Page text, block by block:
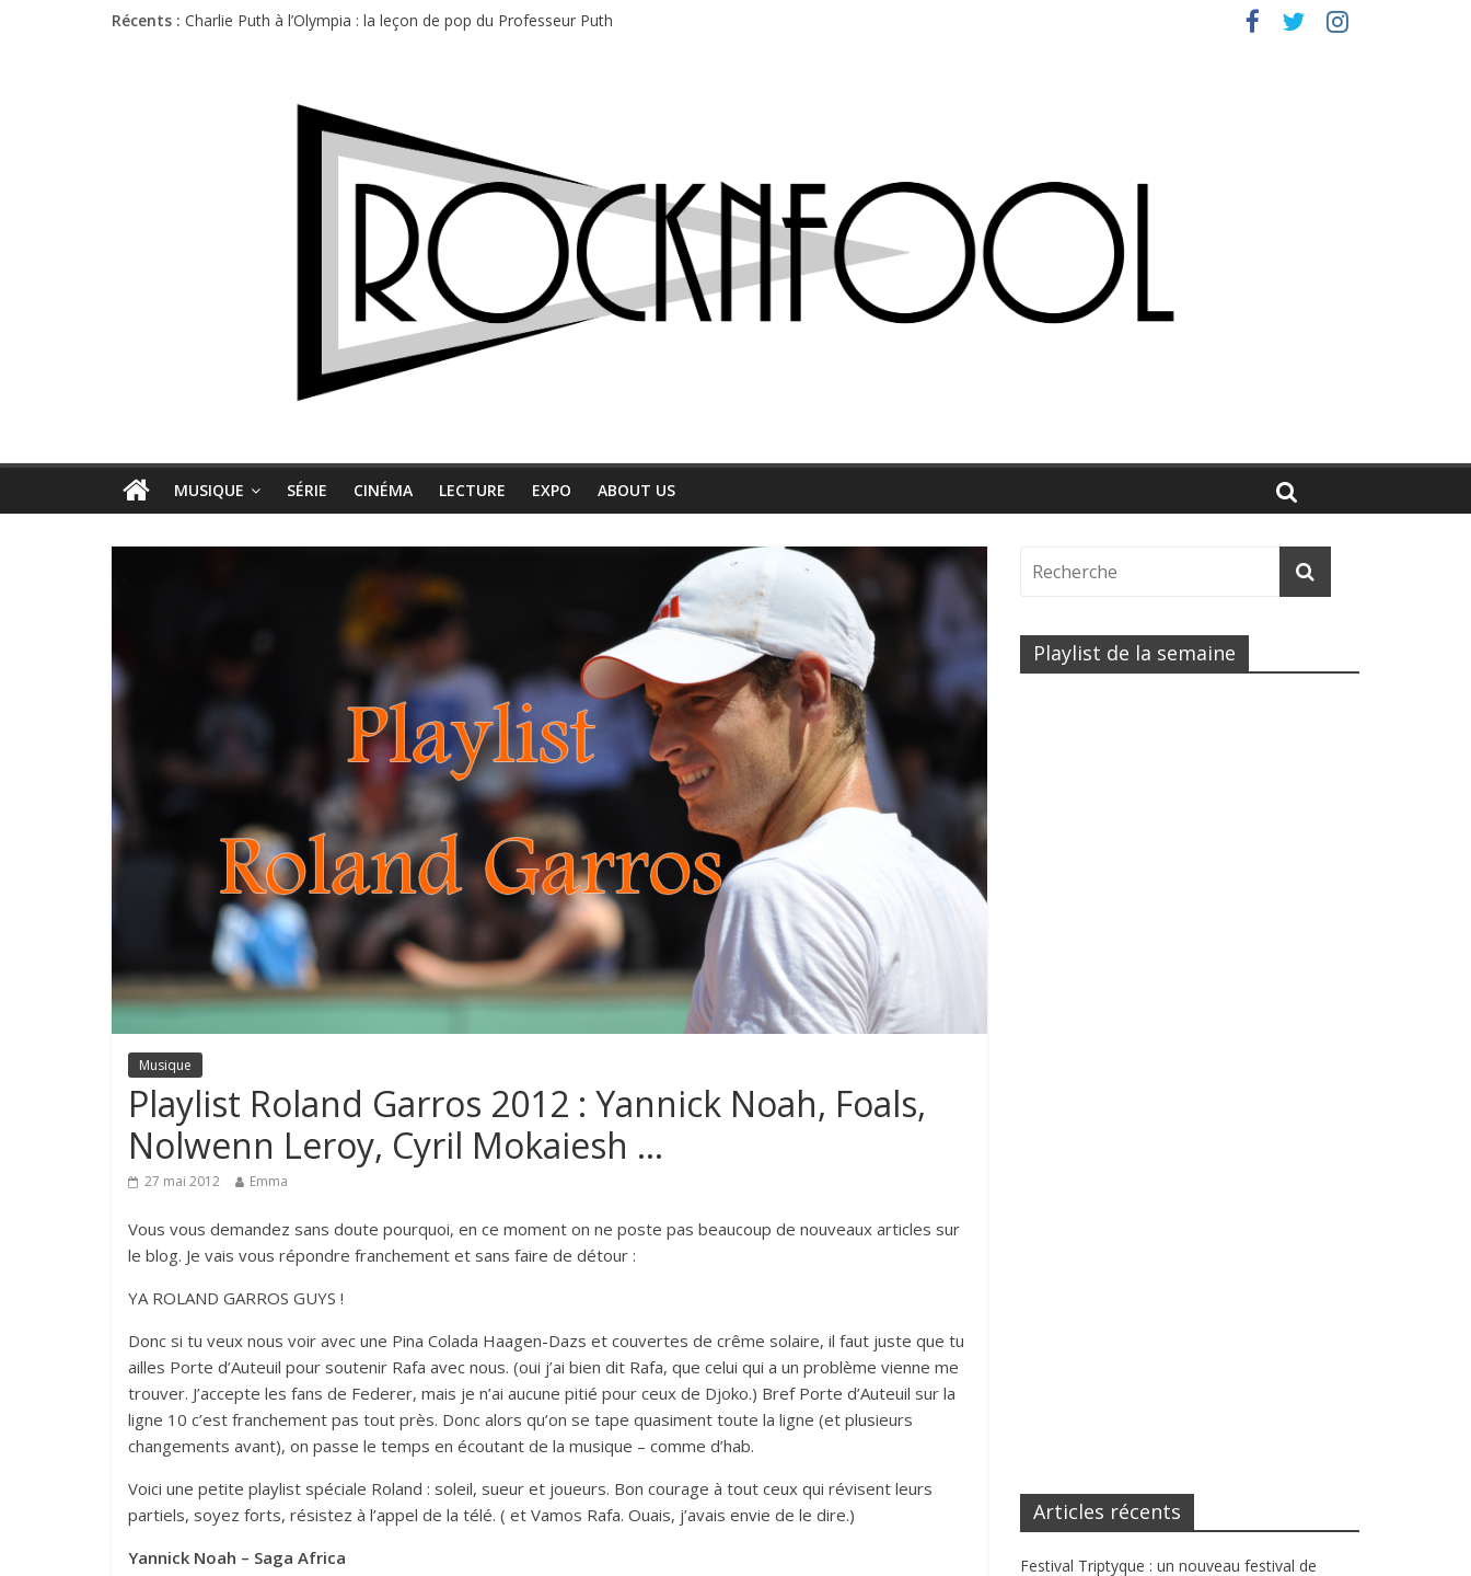
Récents : Charlie Puth à l’Olympia : la leçon de pop du Professeur Puth
Première édition du Midgard Festival : entre bière, métal et tatouages
MUSIQUE SÉRIE CINÉMA LECTURE EXPO ABOUT US
Musique
Playlist Roland Garros 2012 : Yannick Noah, Foals,
Nolwenn Leroy, Cyril Mokaiesh …
27 mai 2012 Emma
Vous vous demandez sans doute pourquoi, en ce moment on ne poste pas beaucoup de nouveaux articles sur
le blog. Je vais vous répondre franchement et sans faire de détour :
YA ROLAND GARROS GUYS !
Donc si tu veux nous voir avec une Pina Colada Haagen-Dazs et couvertes de crême solaire, il faut juste que tu
ailles Porte d’Auteuil pour soutenir Rafa avec nous. (oui j’ai bien dit Rafa, que celui qui a un problème vienne me
trouver. J’accepte les fans de Federer, mais je n’ai aucune pitié pour ceux de Djoko.) Bref Porte d’Auteuil sur la
ligne 10 c’est franchement pas tout près. Donc alors qu’on se tape quasiment toute la ligne (et plusieurs
changements avant), on passe le temps en écoutant de la musique – comme d’hab.
Voici une petite playlist spéciale Roland : soleil, sueur et joueurs. Bon courage à tout ceux qui révisent leurs
partiels, soyez forts, résistez à l’appel de la télé. ( et Vamos Rafa. Ouais, j’avais envie de le dire.)
Yannick Noah – Saga Africa
Playlist de la semaine
Articles récents
Festival Triptyque : un nouveau festival de